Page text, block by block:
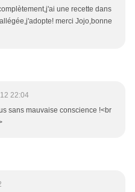
une recette dans
merci Jojo,bonne
22:04
sans mauvaise conscience !<br